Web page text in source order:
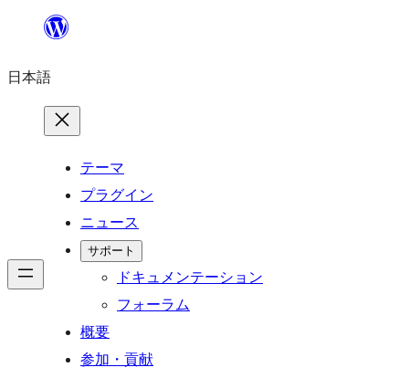
を
日本語
テーマ
プラグイン
ニュース
サポート
ドキュメンテーション
フォーラム
概要
参加・貢献